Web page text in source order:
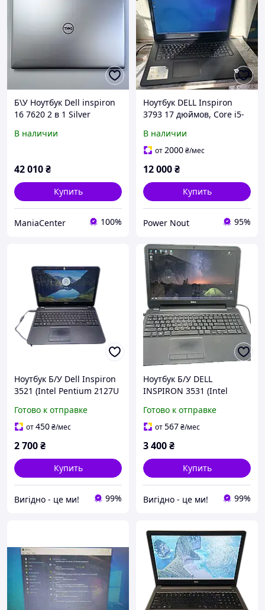
Б\У Ноутбук Dell inspiron
16 7620 2 в 1 Silver
100%
В наличии
42 010₴
Купить
ManiaCenter 100%
Ноутбук DELL Inspiron
3793 17 дюймов, Core i5-
В наличии
от2000₴/мес
12 000₴
Купить
Power Nout 95%
Ноутбук Б/У Dell Inspiron
3521 (Intel Pentium 2127U
500GB/Intel HD Graphics)
Готово к отправке
от450₴/мес
2 700₴
Купить
Вигiдно - це ми! 99%
Ноутбук Б/У DELL
INSPIRON 3531 (Intel
Ram 4Gb, SSD 240Gb, Intel
HD)
Готово к отправке
от567₴/мес
3 400₴
Купить
Вигiдно - це ми! 99%